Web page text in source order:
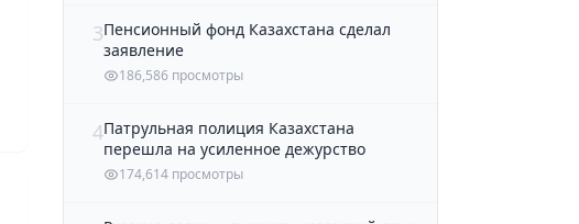
3Пенсионный фонд Казахстана сделал
заявление
186,586 просмотры
4Патрульная полиция Казахстана
перешла на усиленное дежурство
174,614 просмотры